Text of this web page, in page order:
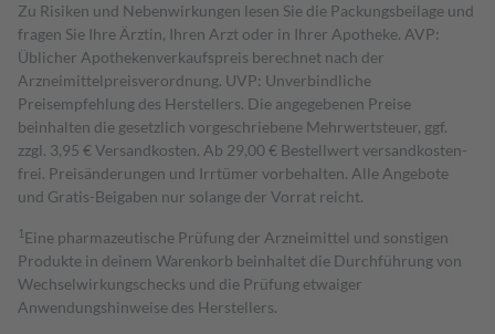
Zu Risiken und Nebenwirkungen lesen Sie die Packungsbeilage und
fragen Sie Ihre Ärztin, Ihren Arzt oder in Ihrer Apotheke. AVP:
Üblicher Apothekenverkaufspreis berechnet nach der
Arzneimittelpreisverordnung. UVP: Unverbindliche
Preisempfehlung des Herstellers. Die angegebenen Preise
beinhalten die gesetzlich vorgeschriebene Mehrwertsteuer, ggf.
zzgl. 3,95 € Versandkosten. Ab 29,00 € Bestell­wert versand­kosten­
frei. Preisänderungen und Irrtümer vorbehalten. Alle Angebote
und Gratis-Beigaben nur solange der Vorrat reicht.
1 Eine pharmazeutische Prüfung der Arzneimittel und sonstigen
Produkte in deinem Warenkorb beinhaltet die Durchführung von
Wechselwirkungschecks und die Prüfung etwaiger
Anwendungshinweise des Herstellers.